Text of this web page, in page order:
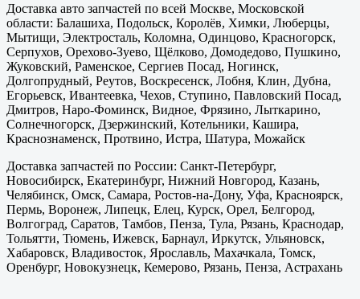
Доставка авто запчастей по всей Москве, Московской
области: Балашиха, Подольск, Королёв, Химки, Люберцы,
Мытищи, Электросталь, Коломна, Одинцово, Красногорск,
Серпухов, Орехово-Зуево, Щёлково, Домодедово, Пушкино,
Жуковский, Раменское, Сергиев Посад, Ногинск,
Долгопрудный, Реутов, Воскресенск, Лобня, Клин, Дубна,
Егорьевск, Ивантеевка, Чехов, Ступино, Павловский Посад,
Дмитров, Наро-Фоминск, Видное, Фрязино, Лыткарино,
Солнечногорск, Дзержинский, Котельники, Кашира,
Краснознаменск, Протвино, Истра, Шатура, Можайск
Доставка запчастей по России: Санкт-Петербург,
Новосибирск, Екатеринбург, Нижний Новгород, Казань,
Челябинск, Омск, Самара, Ростов-на-Дону, Уфа, Красноярск,
Пермь, Воронеж, Липецк, Елец, Курск, Орел, Белгород,
Волгоград, Саратов, Тамбов, Пенза, Тула, Рязань, Краснодар,
Тольятти, Тюмень, Ижевск, Барнаул, Иркутск, Ульяновск,
Хабаровск, Владивосток, Ярославль, Махачкала, Томск,
Оренбург, Новокузнецк, Кемерово, Рязань, Пенза, Астрахань